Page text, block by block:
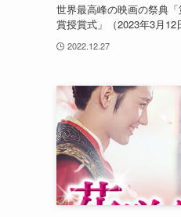
世界最高峰の映画の祭典
賞授賞式」（2023年3月
2022.12.27